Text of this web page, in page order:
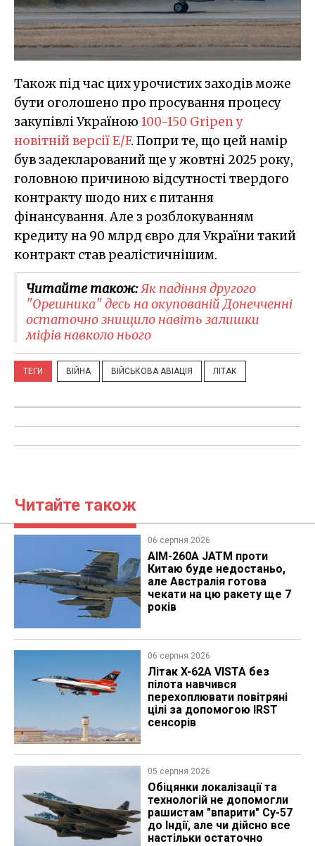
Також під час цих урочистих заходів може
бути оголошено про просування процесу
закупівлі Україною 100-150 Gripen у
новітній версії E/F. Попри те, що цей намір
був задекларований ще у жовтні 2025 року,
головною причиною відсутності твердого
контракту шодо них є питання
фінансування. Але з розблокуванням
кредиту на 90 млрд євро для України такий
контракт став реалістичнішим.
Читайте також:Як падіння другого
"Орешника" десь на окупованій Донечченні
остаточно знищило навіть залишки
міфів навколо нього
ТЕГИ ВІЙНА ВІЙСЬКОВА АВІАЦІЯ ЛІТАК
Читайте також
06 серпня 2026
AIM-260A JATM проти
Китаю буде недостаньо,
але Австралія готова
чекати на цю ракету ще 7
років
06 серпня 2026
Літак X-62A VISTA без
пілота навчився
перехоплювати повітряні
цілі за допомогою IRST
сенсорів
05 серпня 2026
Обіцянки локалізації та
технологій не допомогли
рашистам "впарити" Су-57
до Індії, але чи дійсно все
настільки остаточно